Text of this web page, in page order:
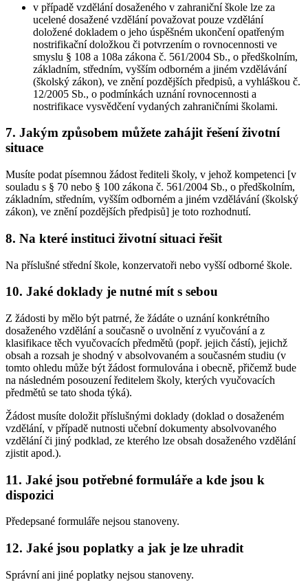
v případě vzdělání dosaženého v zahraniční škole lze za
ucelené dosažené vzdělání považovat pouze vzdělání
doložené dokladem o jeho úspěšném ukončení opatřeným
nostrifikační doložkou či potvrzením o rovnocennosti ve
smyslu § 108 a 108a zákona č. 561/2004 Sb., o předškolním,
základním, středním, vyšším odborném a jiném vzdělávání
(školský zákon), ve znění pozdějších předpisů, a vyhláškou č.
12/2005 Sb., o podmínkách uznání rovnocennosti a
nostrifikace vysvědčení vydaných zahraničními školami.
7. Jakým způsobem můžete zahájit řešení životní
situace
Musíte podat písemnou žádost řediteli školy, v jehož kompetenci [v
souladu s § 70 nebo § 100 zákona č. 561/2004 Sb., o předškolním,
základním, středním, vyšším odborném a jiném vzdělávání (školský
zákon), ve znění pozdějších předpisů] je toto rozhodnutí.
8. Na které instituci životní situaci řešit
Na příslušné střední škole, konzervatoři nebo vyšší odborné škole.
10. Jaké doklady je nutné mít s sebou
Z žádosti by mělo být patrné, že žádáte o uznání konkrétního
dosaženého vzdělání a současně o uvolnění z vyučování a z
klasifikace těch vyučovacích předmětů (popř. jejich částí), jejichž
obsah a rozsah je shodný v absolvovaném a současném studiu (v
tomto ohledu může být žádost formulována i obecně, přičemž bude
na následném posouzení ředitelem školy, kterých vyučovacích
předmětů se tato shoda týká).
Žádost musíte doložit příslušnými doklady (doklad o dosaženém
vzdělání, v případě nutnosti učební dokumenty absolvovaného
vzdělání či jiný podklad, ze kterého lze obsah dosaženého vzdělání
zjistit apod.).
11. Jaké jsou potřebné formuláře a kde jsou k
dispozici
Předepsané formuláře nejsou stanoveny.
12. Jaké jsou poplatky a jak je lze uhradit
Správní ani jiné poplatky nejsou stanoveny.